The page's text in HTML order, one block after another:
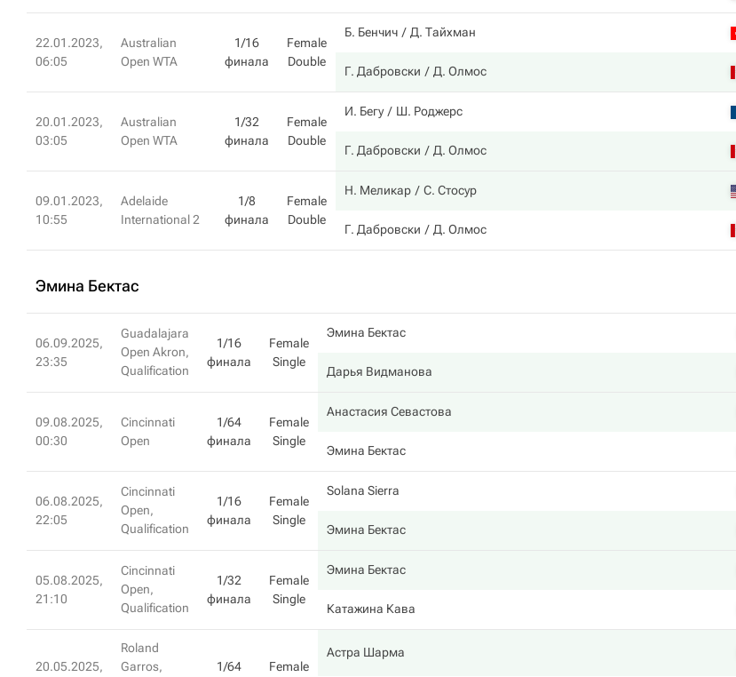
22.01.2023,
06:05
Australian
Open WTA
1/16
финала
Female
Double
Б. Бенчич Д. Тайхман
Г. Дабровски Д. Олмос
20.01.2023,
03:05
Australian
Open WTA
1/32
финала
Female
Double
И. Бегу Ш. Роджерс
Г. Дабровски Д. Олмос
09.01.2023,
10:55
Adelaide
International 2
1/8
финала
Female
Double
Н. Меликар С. Стосур
Г. Дабровски Д. Олмос
Эмина Бектас
06.09.2025,
23:35
Guadalajara
Open Akron,
Qualification
1/16
финала
Female
Single
Эмина Бектас
Дарья Видманова
09.08.2025,
00:30
Cincinnati
Open
1/64
финала
Female
Single
Анастасия Севастова
Эмина Бектас
06.08.2025,
22:05
Cincinnati
Open,
Qualification
1/16
финала
Female
Single
Solana Sierra
Эмина Бектас
05.08.2025,
21:10
Cincinnati
Open,
Qualification
1/32
финала
Female
Single
Эмина Бектас
Катажина Кава
20.05.2025,
Roland
Garros,
1/64
Female
Астра Шарма